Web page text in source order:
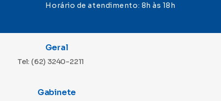
Horário de atendimento: 8h às 18h
Geral
Tel: (62) 3240-2211
Gabinete